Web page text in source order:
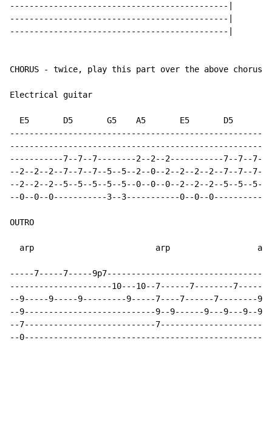
---------------------------------------------|
---------------------------------------------|
---------------------------------------------|
CHORUS - twice, play this part over the above chorus
Electrical guitar
E5       D5       G5    A5       E5       D5
-----------7--7--7--------2--2--2-----------7--7--
--2--2--2--7--7--7--5--5--2--0--2--2--2--2--7--7--
--2--2--2--5--5--5--5--5--0--0--0--2--2--2--5--5--
--0--0--0-----------3--3-----------0--0--0-----------
OUTRO
  arp                         arp                  arp
-----7-----7-----
---------------------10---10--7------7--------
--9-----9-----9---------9-----7----7------7--------
--9---------------------------9--9------9---9---9--
--7---------------------------
--